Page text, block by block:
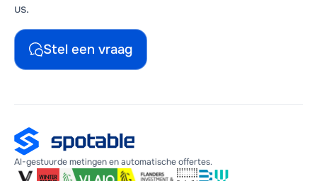
us.
Stel een vraag
AI-gestuurde metingen en automatische offertes.